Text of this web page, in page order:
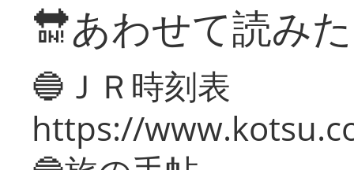
🔛あわせて読み
🔵ＪＲ時刻表
https://